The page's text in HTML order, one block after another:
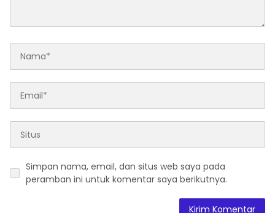
Simpan nama, email, dan situs web saya pada
peramban ini untuk komentar saya berikutnya.